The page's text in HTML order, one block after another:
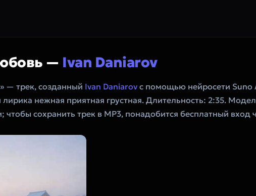
— Ivan Daniarov
— трек, созданный Ivan Daniarov с помощью нейросети Suno
лирика нежная приятная грустная. Длительность: 2:35.
чтобы сохранить трек в MP3, понадобится бесплатный вход